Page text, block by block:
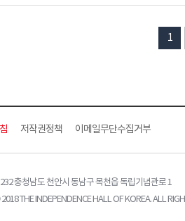
1
저작권정책 이메일무단수집거부
충청남도 천안시 동남구 목천읍 독립기념관로 1
THE INDEPENDENCE HALL OF KOREA. ALL